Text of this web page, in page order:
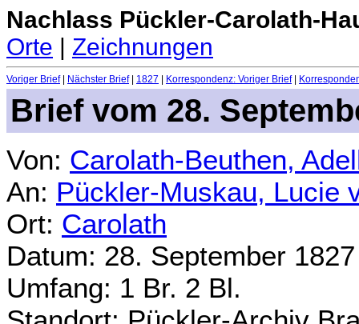
Nachlass Pückler-Carolath-
Orte | Zeichnungen
Voriger Brief| Nächster Brief| 1827 Korrespondenz: Voriger Brief|
Brief vom 28.
Von: Carolath-Beuthen,
An: Pückler-Muskau, Lucie
Ort: Carolath
Datum: 28. September 1827
Umfang: 1 Br. 2 Bl.